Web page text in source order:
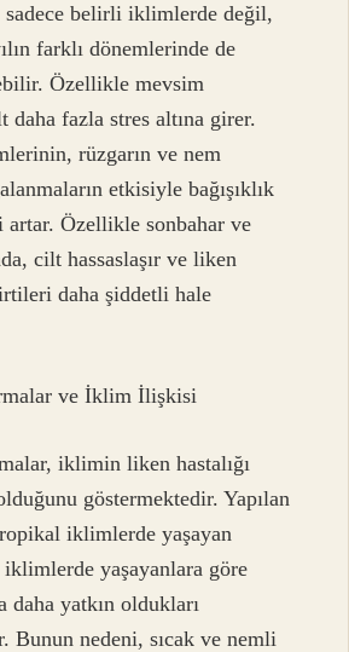
sadece belirli iklimlerde değil,
farklı dönemlerinde de
Özellikle mevsim
daha fazla stres altına girer.
rüzgarın ve nem
etkisiyle bağışıklık
Özellikle sonbahar ve
cilt hassaslaşır ve liken
daha şiddetli hale
ve İklim İlişkisi
iklimin liken hastalığı
göstermektedir. Yapılan
iklimlerde yaşayan
yaşayanlara göre
daha yatkın oldukları
Bunun nedeni, sıcak ve nemli